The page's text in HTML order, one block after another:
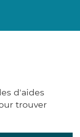
d'aides
trouver